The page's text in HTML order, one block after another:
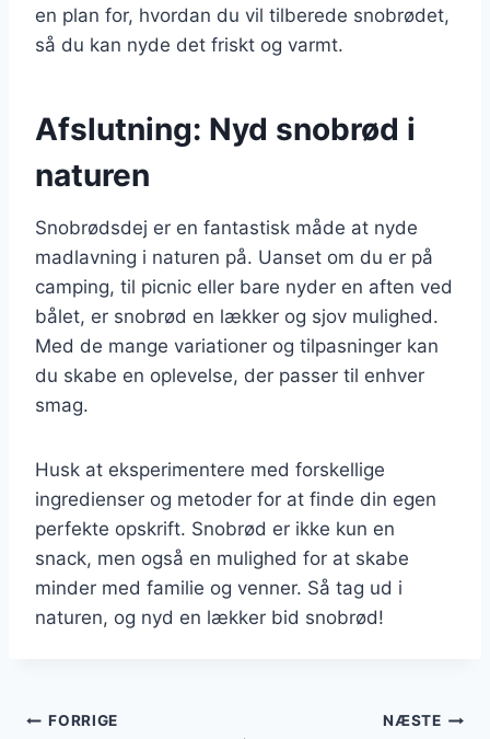
en plan for, hvordan du vil tilberede snobrødet,
så du kan nyde det friskt og varmt.
Afslutning: Nyd snobrød i
naturen
Snobrødsdej er en fantastisk måde at nyde
madlavning i naturen på. Uanset om du er på
camping, til picnic eller bare nyder en aften ved
bålet, er snobrød en lækker og sjov mulighed.
Med de mange variationer og tilpasninger kan
du skabe en oplevelse, der passer til enhver
smag.
Husk at eksperimentere med forskellige
ingredienser og metoder for at finde din egen
perfekte opskrift. Snobrød er ikke kun en
snack, men også en mulighed for at skabe
minder med familie og venner. Så tag ud i
naturen, og nyd en lækker bid snobrød!
Indlægsnavigation
FORRIGE NÆSTE